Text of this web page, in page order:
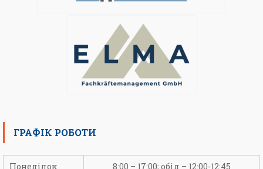
ГРАФІК РОБОТИ
Понеділок 8:00 – 17:00; обід – 12:00-12:45